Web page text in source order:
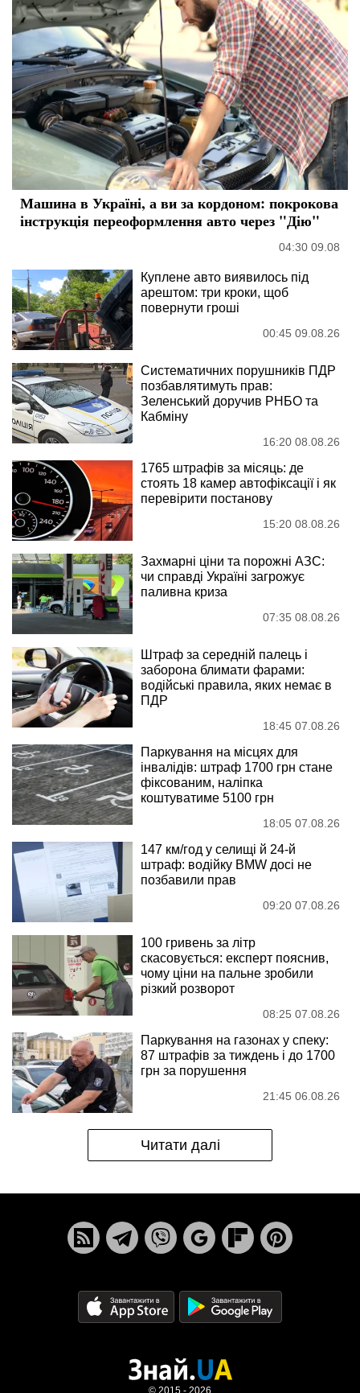
Машина в Україні, а ви за кордоном: покрокова
інструкція переоформлення авто через "Дію"
04:30 09.08
Куплене авто виявилось під
арештом: три кроки, щоб
повернути гроші
00:45 09.08.26
Систематичних порушників ПДР
позбавлятимуть прав:
Зеленський доручив РНБО та
Кабміну
16:20 08.08.26
1765 штрафів за місяць: де
стоять 18 камер автофіксації і як
перевірити постанову
15:20 08.08.26
Захмарні ціни та порожні АЗС:
чи справді Україні загрожує
паливна криза
07:35 08.08.26
Штраф за середній палець і
заборона блимати фарами:
водійські правила, яких немає в
ПДР
18:45 07.08.26
Паркування на місцях для
інвалідів: штраф 1700 грн стане
фіксованим, наліпка
коштуватиме 5100 грн
18:05 07.08.26
147 км/год у селищі й 24-й
штраф: водійку BMW досі не
позбавили прав
09:20 07.08.26
100 гривень за літр
скасовується: експерт пояснив,
чому ціни на пальне зробили
різкий розворот
08:25 07.08.26
Паркування на газонах у спеку:
87 штрафів за тиждень і до 1700
грн за порушення
21:45 06.08.26
Читати далі
© 2015 - 2026